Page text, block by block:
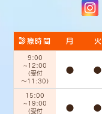
診療時間 月 火
9:00
~12:00
（受付
～11:30）
● ●
15:00
~19:00
（受付
● ●